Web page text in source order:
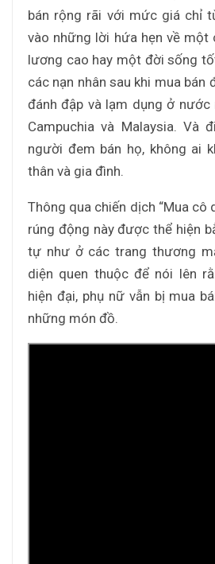
bán rộng rãi với mức giá chỉ
vào những lời hứa hẹn về
lương cao hay một đời sống
các nạn nhân sau khi mua bán
đánh đập và lạm dụng ở nước
Campuchia và Malaysia. Và
người đem bán họ, không ai
thân và gia đình.
Thông qua chiến dịch “Mua cô
rúng động này được thể hiện
tự như ở các trang thương
diện quen thuộc để nói lên
hiện đại, phụ nữ vẫn bị mua
những món đồ.